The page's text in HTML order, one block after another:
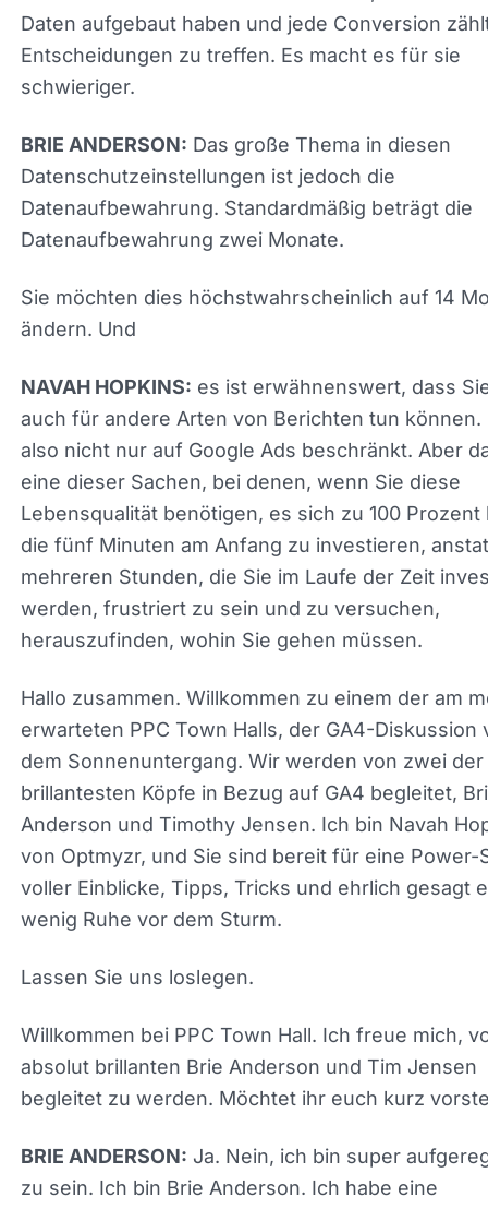
BRIE ANDERSON:Das große Thema in diesen
Datenschutzeinstellungen ist jedoch die
Datenaufbewahrung zwei Monate.
Sie möchten dies höchstwahrscheinlich auf 14
ändern. Und
NAVAH HOPKINS: es ist erwähnenswert, dass
auch für andere Arten von Berichten tun können.
eine dieser Sachen, bei denen, wenn Sie diese
Lebensqualität benötigen, es sich zu 100 Prozent
die fünf Minuten am Anfang zu investieren,
mehreren Stunden, die Sie im Laufe der Zeit
werden, frustriert zu sein und zu versuchen,
herauszufinden, wohin Sie gehen müssen.
Hallo zusammen. Willkommen zu einem der am
erwarteten PPC Town Halls, der GA4-Diskussion
brillantesten Köpfe in Bezug auf GA4 begleitet,
Anderson und Timothy Jensen. Ich bin Navah
von Optmyzr, und Sie sind bereit für eine Power-
Stunde voller Einblicke, Tipps, Tricks und ehrlich
ein wenig Ruhe vor dem Sturm.
Lassen Sie uns loslegen.
absolut brillanten Brie Anderson und Tim Jensen
BRIE ANDERSON:Ja. Nein, ich bin super
hier zu sein. Ich bin Brie Anderson. Ich habe eine
erwähne die Marke hier immer.